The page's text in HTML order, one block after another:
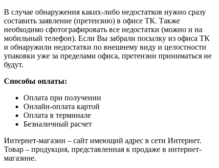
В случае обнаружения каких-либо недостатков нужно сразу
составить заявление (претензию) в офисе ТК. Также
необходимо сфотографировать все недостатки (можно и на
мобильный телефон). Если Вы забрали посылку из офиса ТК
и обнаружили недостатки по внешнему виду и целостности
упаковки уже за пределами офиса, претензии приниматься не
будут.
Способы оплаты:
Оплата при получении
Онлайн-оплата картой
Оплата в терминале
Безналичный расчет
Интернет-магазин – сайт имеющий адрес в сети Интернет.
Товар – продукция, представленная к продаже в интернет-
магазине.